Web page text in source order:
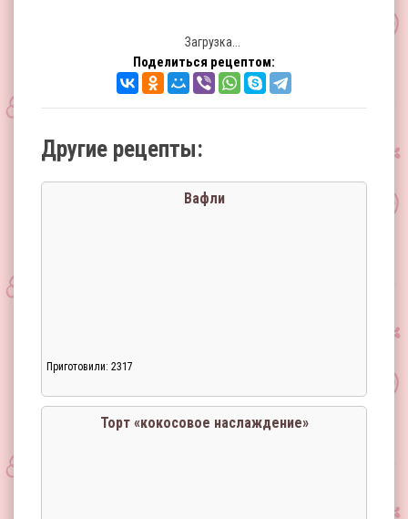
Загрузка...
Поделиться рецептом:
Другие рецепты:
Вафли
Приготовили: 2317
Торт «кокосовое наслаждение»